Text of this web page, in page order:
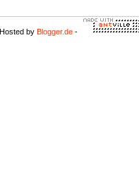
Hosted by Blogger.de -